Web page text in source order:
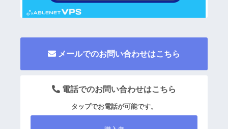
メールでのお問い合わせはこちら
電話でのお問い合わせはこちら
タップでお電話が可能です。